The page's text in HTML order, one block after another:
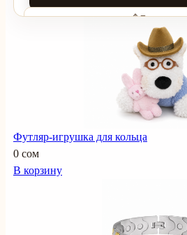
Поделиться
Футляр-игрушка для кольца
0 сом
В корзину